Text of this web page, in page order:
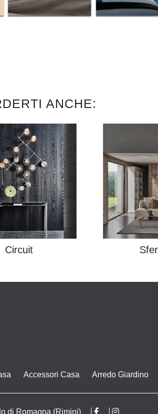
ANCHE:
Circuit
Accessori Casa Arredo Giardino
di Romagna (Rimini)